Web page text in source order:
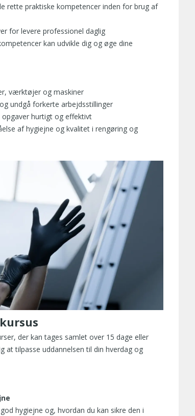
rette praktiske kompetencer inden for brug af
for levere professionel daglig
kan udvikle dig og øge dine
værktøjer og maskiner
undgå forkerte arbejdsstillinger
hurtigt og effektivt
af hygiejne og kvalitet i rengøring og
der kan tages samlet over 15 dage eller
at tilpasse uddannelsen til din hverdag og
hygiejne og, hvordan du kan sikre den i